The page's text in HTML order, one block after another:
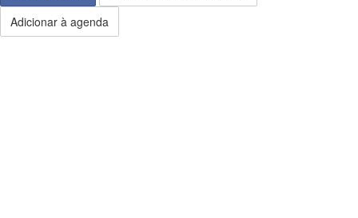
Adicionar à agenda